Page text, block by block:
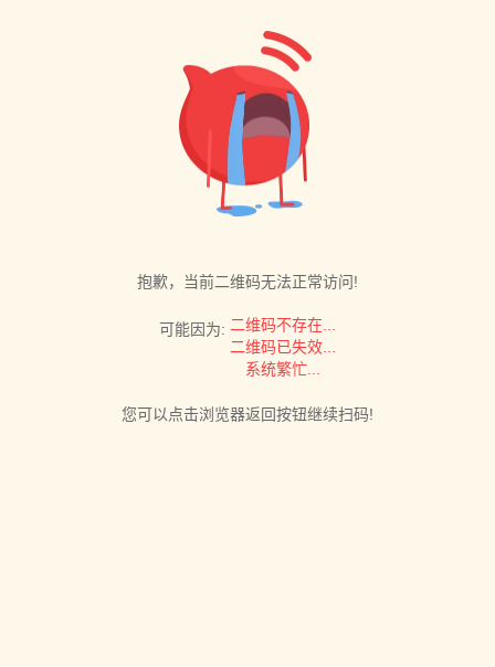
抱歉，当前二维码无法正常访问!
可能因为: 二维码不存在...
二维码已失效...
系统繁忙...
您可以点击浏览器返回按钮继续扫码!